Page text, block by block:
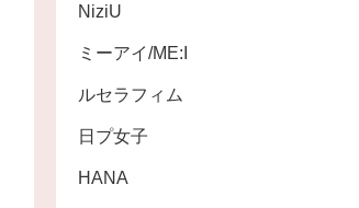
NiziU
ミーアイ/ME:I
ルセラフィム
日プ女子
HANA